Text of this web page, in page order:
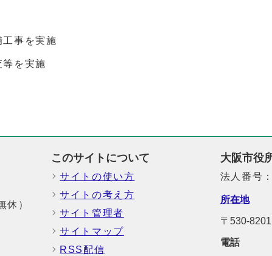
事を実施
を実施
休）
このサイトについて
サイトの使い方
サイトの考え方
サイト管理者
サイトマップ
RSS配信
大阪市役
法人番号
所在地
〒530-
電話